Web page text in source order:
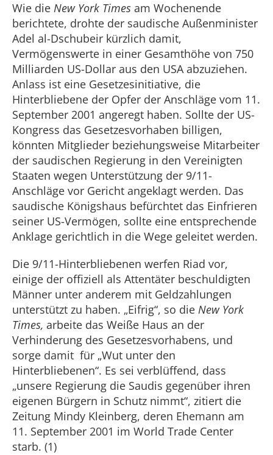
Wie die New York Times am Wochenende
berichtete, drohte der saudische Außenminister
Adel al-Dschubeir kürzlich damit,
Vermögenswerte in einer Gesamthöhe von 750
Milliarden US-Dollar aus den USA abzuziehen.
Anlass ist eine Gesetzesinitiative, die
Hinterbliebene der Opfer der Anschläge vom 11.
September 2001 angeregt haben. Sollte der US-
Kongress das Gesetzesvorhaben billigen,
könnten Mitglieder beziehungsweise Mitarbeiter
der saudischen Regierung in den Vereinigten
Staaten wegen Unterstützung der 9/11-
Anschläge vor Gericht angeklagt werden. Das
saudische Königshaus befürchtet das Einfrieren
seiner US-Vermögen, sollte eine entsprechende
Anklage gerichtlich in die Wege geleitet werden.
Die 9/11-Hinterbliebenen werfen Riad vor,
einige der offiziell als Attentäter beschuldigten
Männer unter anderem mit Geldzahlungen
unterstützt zu haben. „Eifrig“, so die New York
Times, arbeite das Weiße Haus an der
Verhinderung des Gesetzesvorhabens, und
sorge damit für „Wut unter den
Hinterbliebenen“. Es sei verblüffend, dass
„unsere Regierung die Saudis gegenüber ihren
eigenen Bürgern in Schutz nimmt“, zitiert die
Zeitung Mindy Kleinberg, deren Ehemann am
11. September 2001 im World Trade Center
starb. (1)